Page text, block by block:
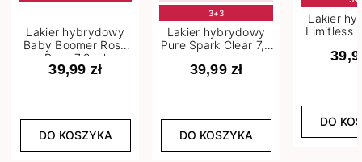
Lakier hybrydowy
Baby Boomer Rose
Base 7,2 ml
39,99 zł
DO KOSZYKA
3+3
Lakier hybrydowy
Pure Spark Clear 7,2
ml
39,99 zł
DO KOSZYKA
Lakier
Limitless
DO